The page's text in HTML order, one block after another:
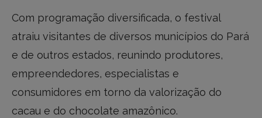
Com programação diversificada, o festival
atraiu visitantes de diversos municípios do Pará
e de outros estados, reunindo produtores,
empreendedores, especialistas e
consumidores em torno da valorização do
cacau e do chocolate amazônico.